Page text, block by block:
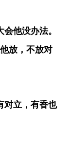
他没办法。
放，不放对
对立，有香也